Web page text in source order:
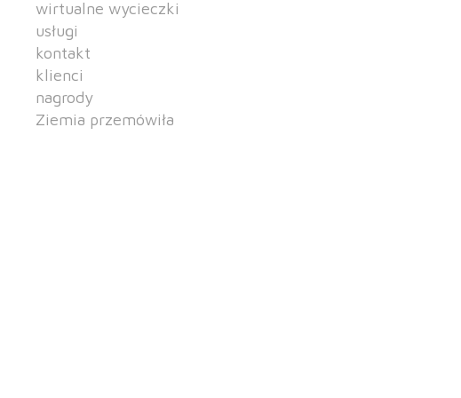
wirtualne wycieczki
usługi
kontakt
klienci
nagrody
Ziemia przemówiła